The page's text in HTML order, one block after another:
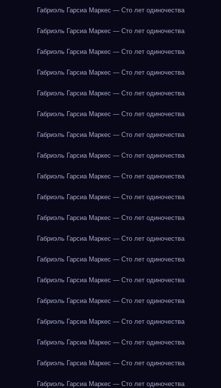
Габриэль Гарсиа Маркес — Сто лет одиночества
Габриэль Гарсиа Маркес — Сто лет одиночества
Габриэль Гарсиа Маркес — Сто лет одиночества
Габриэль Гарсиа Маркес — Сто лет одиночества
Габриэль Гарсиа Маркес — Сто лет одиночества
Габриэль Гарсиа Маркес — Сто лет одиночества
Габриэль Гарсиа Маркес — Сто лет одиночества
Габриэль Гарсиа Маркес — Сто лет одиночества
Габриэль Гарсиа Маркес — Сто лет одиночества
Габриэль Гарсиа Маркес — Сто лет одиночества
Габриэль Гарсиа Маркес — Сто лет одиночества
Габриэль Гарсиа Маркес — Сто лет одиночества
Габриэль Гарсиа Маркес — Сто лет одиночества
Габриэль Гарсиа Маркес — Сто лет одиночества
Габриэль Гарсиа Маркес — Сто лет одиночества
Габриэль Гарсиа Маркес — Сто лет одиночества
Габриэль Гарсиа Маркес — Сто лет одиночества
Габриэль Гарсиа Маркес — Сто лет одиночества
Габриэль Гарсиа Маркес — Сто лет одиночества